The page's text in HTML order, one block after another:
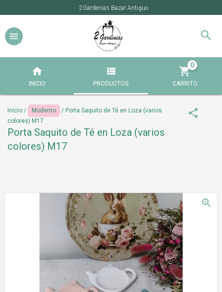
2Gardenias Bazar Antiguo
INICIO PRODUCTOS CARRITO
0
Inicio / Moderno / Porta Saquito de Té en Loza (varios
colores) M17
Porta Saquito de Té en Loza (varios
colores) M17